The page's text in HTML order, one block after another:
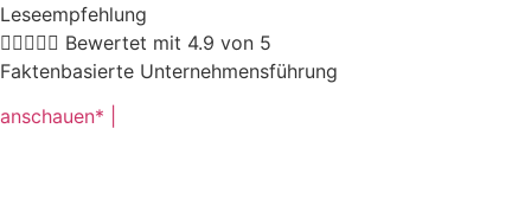
Leseempfehlung
 Bewertet mit 4.9 von 5
Faktenbasierte Unternehmensführung
anschauen* |